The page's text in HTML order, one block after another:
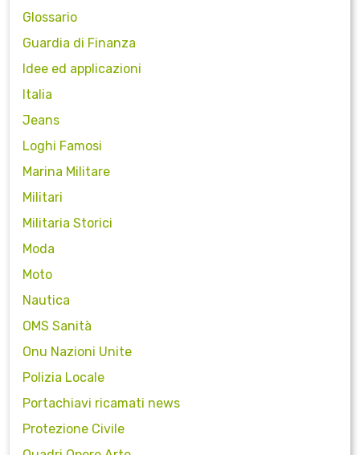
Glossario
Guardia di Finanza
Idee ed applicazioni
Italia
Jeans
Loghi Famosi
Marina Militare
Militari
Militaria Storici
Moda
Moto
Nautica
OMS Sanità
Onu Nazioni Unite
Polizia Locale
Portachiavi ricamati news
Protezione Civile